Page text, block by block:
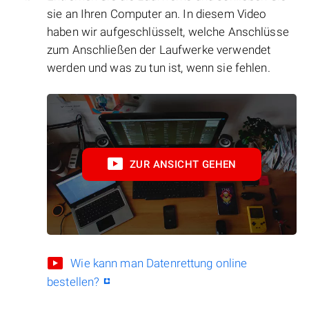
sie an Ihren Computer an. In diesem Video
haben wir aufgeschlüsselt, welche Anschlüsse
zum Anschließen der Laufwerke verwendet
werden und was zu tun ist, wenn sie fehlen.
ZUR ANSICHT GEHEN
Wie kann man Datenrettung online
bestellen?